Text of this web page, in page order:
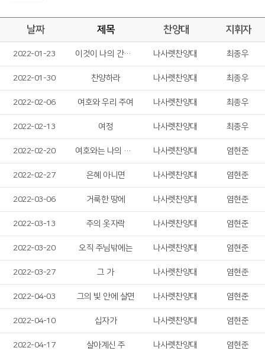
날짜 제목 찬양대 지휘자
2022-01-23 이것이 나의 간증이요 나사렛찬양대 최종우
2022-01-30 찬양하라 나사렛찬양대 최종우
2022-02-06 여호와 우리 주여 나사렛찬양대 최종우
2022-02-13 여정 나사렛찬양대 최종우
2022-02-20 여호와는 나의 목자 나사렛찬양대 염현준
2022-02-27 은혜 아니면 나사렛찬양대 염현준
2022-03-06 거룩한 땅에 나사렛찬양대 염현준
2022-03-13 주의 옷자락 나사렛찬양대 염현준
2022-03-20 오직 주님밖에는 나사렛찬양대 염현준
2022-03-27 그 가 나사렛찬양대 염현준
2022-04-03 그의 빛 안에 살면 나사렛찬양대 염현준
2022-04-10 십자가 나사렛찬양대 염현준
2022-04-17 살아계신 주 나사렛찬양대 염현준